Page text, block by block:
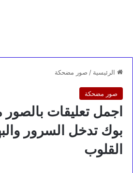
الرئيسية / صور مضحكة
صور مضحكة
اجمل تعليقات
بوك تدخل السرور
القلوب